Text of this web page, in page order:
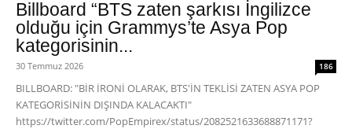
Billboard “BTS zaten şarkısı İngilizce
olduğu için Grammys’te Asya Pop
kategorisinin...
30 Temmuz 2026 186
BILLBOARD: "BİR İRONİ OLARAK, BTS'İN TEKLİSİ ZATEN ASYA POP
KATEGORİSİNİN DIŞINDA KALACAKTI"
https://twitter.com/PopEmpirex/status/2082521633688871171?